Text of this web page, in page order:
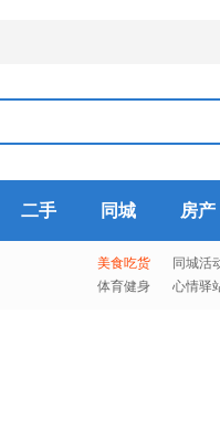
二手 同城 房产
美食吃货
同城活
体育健身
心情驿